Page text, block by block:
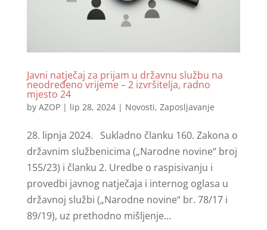
Javni natječaj za prijam u državnu službu na
neodređeno vrijeme – 2 izvršitelja, radno
mjesto 24
by AZOP| lip 28, 2024| Novosti, Zaposljavanje
28. lipnja 2024. Sukladno članku 160. Zakona o
državnim službenicima („Narodne novine“ broj
155/23) i članku 2. Uredbe o raspisivanju i
provedbi javnog natječaja i internog oglasa u
državnoj službi („Narodne novine“ br. 78/17 i
89/19), uz prethodno mišljenje...